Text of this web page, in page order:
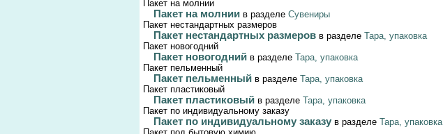
Пакет на молнии
Пакет на молнии в разделе Сувениры
Пакет нестандартных размеров
Пакет нестандартных размеров в разделе Тара, упаковка
Пакет новогодний
Пакет новогодний в разделе Тара, упаковка
Пакет пельменный
Пакет пельменный в разделе Тара, упаковка
Пакет пластиковый
Пакет пластиковый в разделе Тара, упаковка
Пакет по индивидуальному заказу
Пакет по индивидуальному заказу в разделе Тара, упаковка